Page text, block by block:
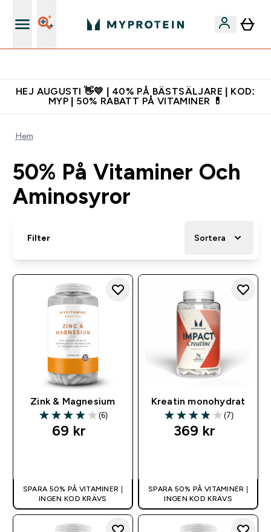
HEJ AUGUSTI 👋💛 | 40% PÅ BÄSTSÄLJARE | KOD:
MYP | 50% RABATT PÅ VITAMINER 💊
Hem
50% På Vitaminer Och
Aminosyror
Filter Sortera
Zink & Magnesium
4 out of 5 stars
(6)
69 kr‎
SPARA 50% PÅ VITAMINER |
INGEN KOD KRÄVS
Kreatin monohydrat
3.86 out of 5 stars
(7)
369 kr‎
SPARA 50% PÅ VITAMINER |
INGEN KOD KRÄVS